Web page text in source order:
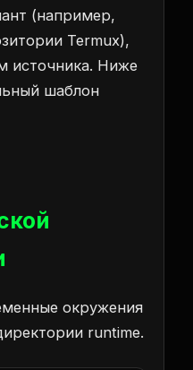
(например,
Termux),
источника. Ниже
шаблон
окружения
runtime.